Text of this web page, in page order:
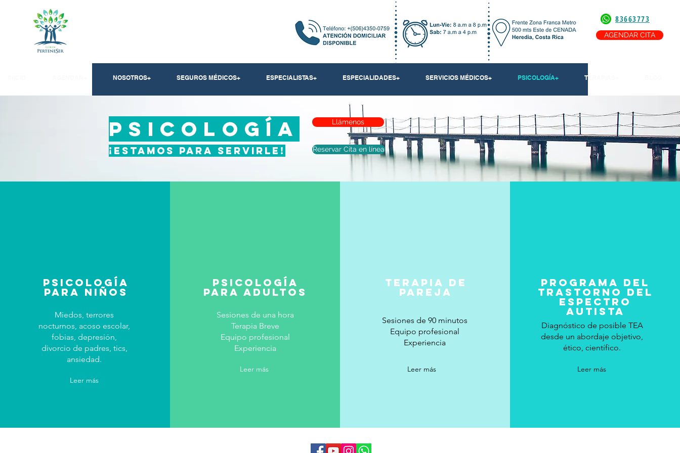
83663773
AGENDAR CITA
NOSOTROS+ SEGUROS MÉDICOS+ ESPECIALISTAS+ ESPECIALIDADES+ SERVICIOS MÉDICOS+ PSICOLOGÍA+ TERAPIAS+
PSICOLOGÍA
¡Estamos para servirle!
Llámenos
Reservar Cita en línea
PSICOLOGÍA
PARA NIÑOS
Miedos, terrores
nocturnos, acoso escolar,
fobias, depresión,
divorcio de padres, tics,
ansiedad.
Leer más
psicología
para adultos
Sesiones de una hora
Terapia Breve
Equipo profesional
Experiencia
Leer más
TERAPIA DE
PAREJA
Sesiones de 90 minutos
Equipo profesional
Experiencia
Leer más
Programa del
trastorno del
espectro
autista
Diagnóstico de posible TEA
desde un abordaje objetivo,
ético, científico.
Leer más